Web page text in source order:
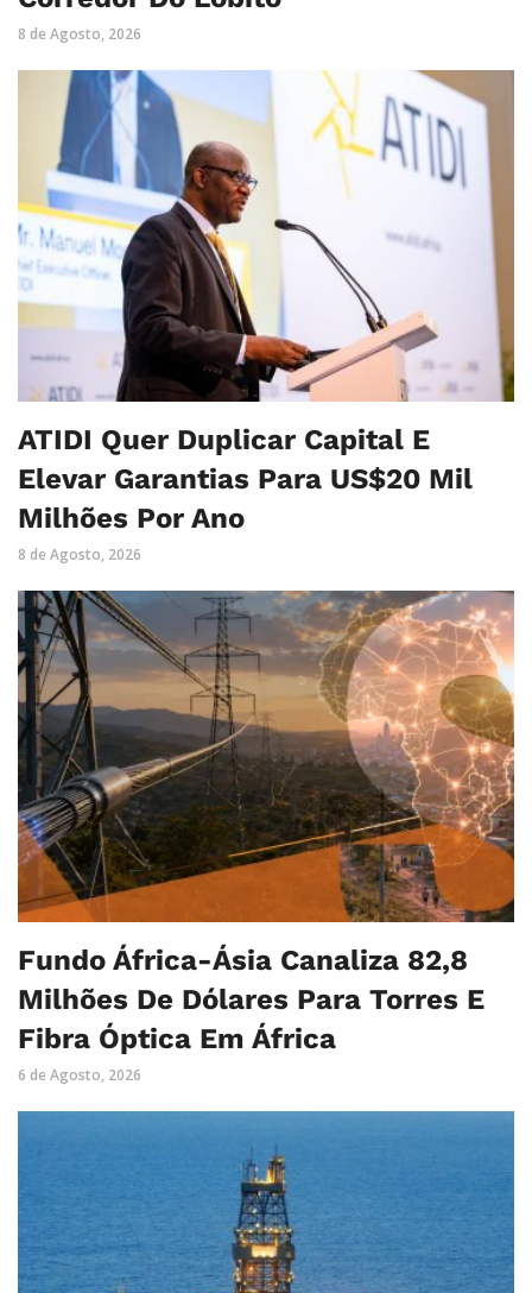
8 de Agosto, 2026
ATIDI Quer Duplicar Capital E
Elevar Garantias Para US$20 Mil
Milhões Por Ano
8 de Agosto, 2026
Fundo África-Ásia Canaliza 82,8
Milhões De Dólares Para Torres E
Fibra Óptica Em África
6 de Agosto, 2026